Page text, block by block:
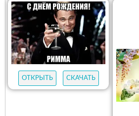
ОТКРЫТЬ СКАЧАТЬ